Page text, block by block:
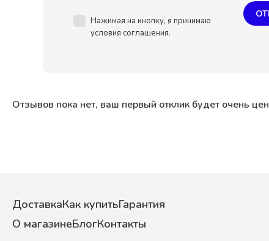
Нажимая на кнопку, я принимаю
условия соглашения.
Отзывов пока нет, ваш первый отклик будет очень
ДоставкаКак купитьГарантия
О магазинеБлогКонтакты